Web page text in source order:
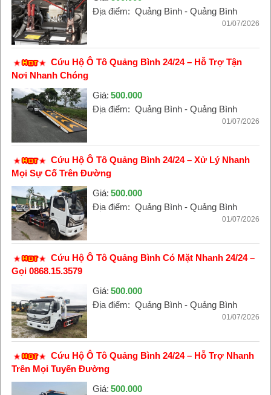
Địa điểm: Quảng Bình - Quảng Bình
01/07/2026
Cứu Hộ Ô Tô Quảng Bình 24/24 – Hỗ Trợ Tận
Nơi Nhanh Chóng
Giá: 500.000
Địa điểm: Quảng Bình - Quảng Bình
01/07/2026
Cứu Hộ Ô Tô Quảng Bình 24/24 – Xử Lý Nhanh
Mọi Sự Cố Trên Đường
Giá: 500.000
Địa điểm: Quảng Bình - Quảng Bình
01/07/2026
Cứu Hộ Ô Tô Quảng Bình Có Mặt Nhanh 24/24 –
Gọi 0868.15.3579
Giá: 500.000
Địa điểm: Quảng Bình - Quảng Bình
01/07/2026
Cứu Hộ Ô Tô Quảng Bình 24/24 – Hỗ Trợ Nhanh
Trên Mọi Tuyến Đường
Giá: 500.000